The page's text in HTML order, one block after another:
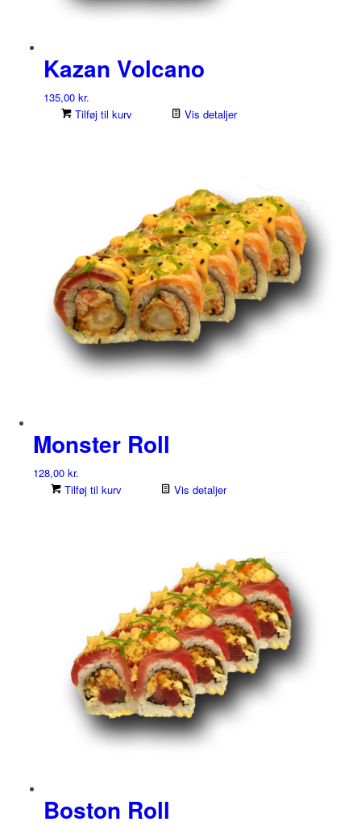
Kazan Volcano
135,00 kr.
Tilføj til kurv
Vis detaljer
Monster Roll
128,00 kr.
Tilføj til kurv
Vis detaljer
Boston Roll